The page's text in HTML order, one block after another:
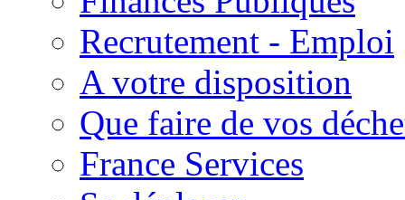
Recrutement - Emploi
A votre disposition
Que faire de vos
France Services